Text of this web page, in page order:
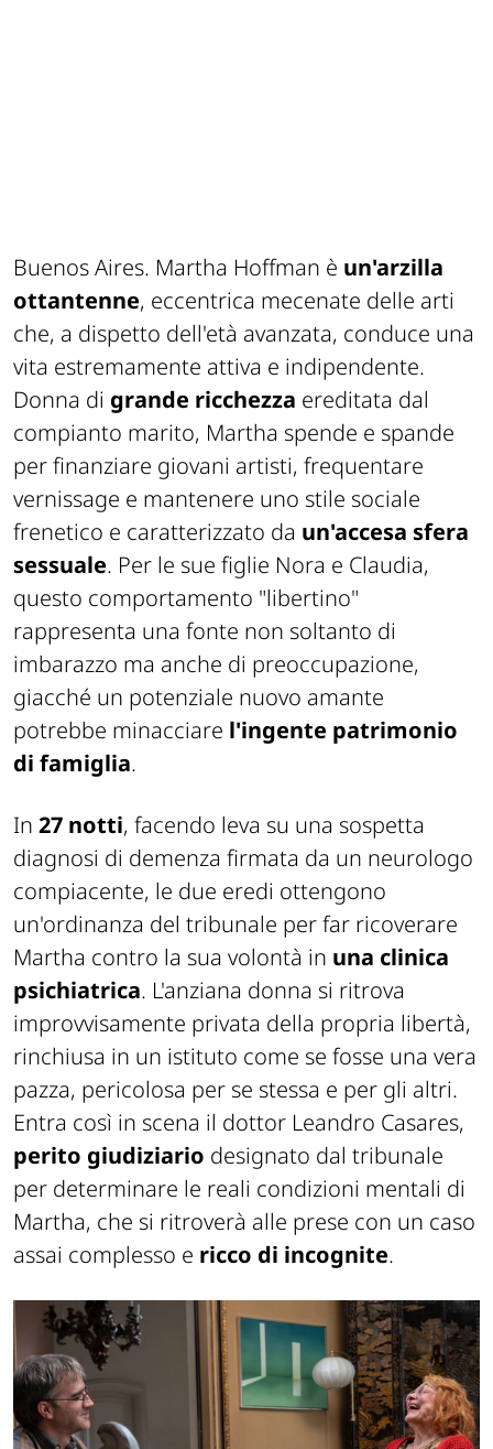
Buenos Aires. Martha Hoffman è un'arzilla
ottantenne, eccentrica mecenate delle arti
che, a dispetto dell'età avanzata, conduce una
vita estremamente attiva e indipendente.
Donna di grande ricchezza ereditata dal
compianto marito, Martha spende e spande
per finanziare giovani artisti, frequentare
vernissage e mantenere uno stile sociale
frenetico e caratterizzato da un'accesa sfera
sessuale. Per le sue figlie Nora e Claudia,
questo comportamento "libertino"
rappresenta una fonte non soltanto di
imbarazzo ma anche di preoccupazione,
giacché un potenziale nuovo amante
potrebbe minacciare l'ingente patrimonio
di famiglia.
In 27 notti, facendo leva su una sospetta
diagnosi di demenza firmata da un neurologo
compiacente, le due eredi ottengono
un'ordinanza del tribunale per far ricoverare
Martha contro la sua volontà in una clinica
psichiatrica. L'anziana donna si ritrova
improvvisamente privata della propria libertà,
rinchiusa in un istituto come se fosse una vera
pazza, pericolosa per se stessa e per gli altri.
Entra così in scena il dottor Leandro Casares,
perito giudiziario designato dal tribunale
per determinare le reali condizioni mentali di
Martha, che si ritroverà alle prese con un caso
assai complesso e ricco di incognite.